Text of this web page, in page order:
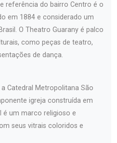
referência do bairro Centro é o
em 1884 e considerado um
O Theatro Guarany é palco
como peças de teatro,
de dança.
Catedral Metropolitana São
igreja construída em
é um marco religioso e
seus vitrais coloridos e